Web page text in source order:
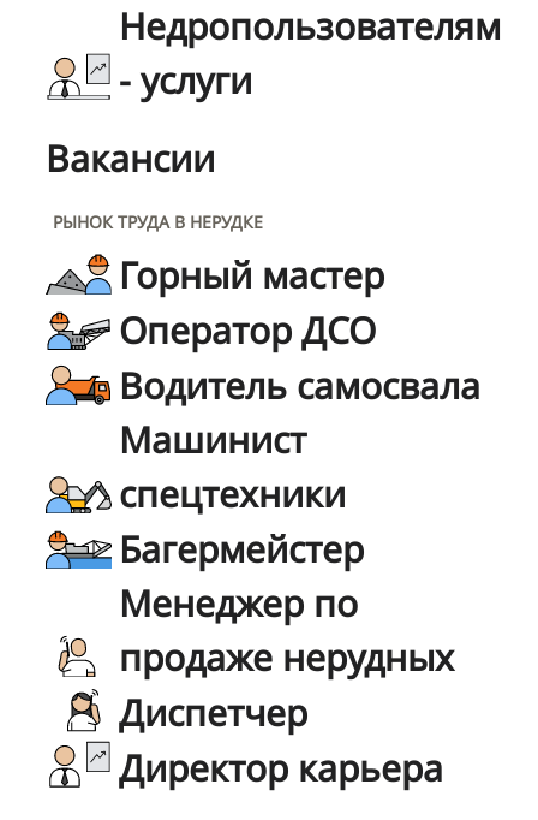
Недропользователям
- услуги
Вакансии
РЫНОК ТРУДА В НЕРУДКЕ
Горный мастер
Оператор ДСО
Водитель самосвала
Машинист
спецтехники
Багермейстер
Менеджер по
продаже нерудных
Диспетчер
Директор карьера